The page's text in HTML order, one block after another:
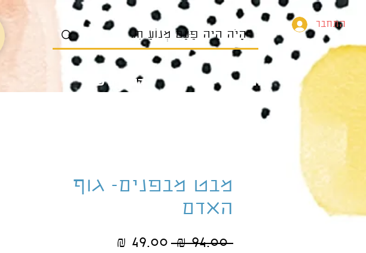
התחבר
הספרים שלנו בית
מבט מבפנים- גוף
האדם
‏94.00 ‏₪
מחיר